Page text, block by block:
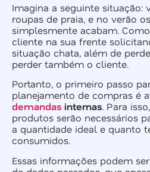
Imagina a seguinte situação:
roupas de praia, e no verão
simplesmente acabam.
cliente na sua frente
situação chata, além de
perder também o cliente.
Portanto, o primeiro passo
planejamento de compras é
demandas internas. Para
produtos serão necessários
a quantidade ideal e quanto
consumidos.
Essas informações podem